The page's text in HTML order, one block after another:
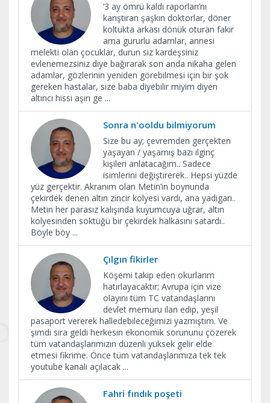
‘3 ay ömrü kaldı raporları’nı
karıştıran şaşkın doktorlar, döner
koltukta arkası dönük oturan fakir
ama gururlu adamlar, annesi
melekti olan çocuklar, durun siz kardeşsiniz
evlenemezsiniz diye bağırarak son anda nikaha gelen
adamlar, gözlerinin yeniden görebilmesi için bir şok
gereken hastalar, size baba diyebilir miyim diyen
altıncı hissi aşırı ge ...
Sonra n'ooldu bilmiyorum
Size bu ay; çevremden gerçekten
yaşayan / yaşamış bazı ilginç
kişileri anlatacağım.. Sadece
isimlerini değiştirerek.. Hepsi yüzde
yüz gerçektir. Akranım olan Metin’in boynunda
çekirdek denen altın zincir kolyesi vardı, ana yadigarı..
Metin her parasız kalışında kuyumcuya uğrar, altın
kolyesinden söktüğü bir çekirdek halkasını satardı..
Böyle böy ...
Çılgın fikirler
Köşemi takip eden okurlarım
hatırlayacaktır; Avrupa için vize
olayını tüm TC vatandaşlarını
devlet memuru ilan edip, yeşil
pasaport vererek halledebileceğimizi yazmıştım. Ve
şimdi sıra geldi herkesin ekonomik sorununu çözerek
tüm vatandaşlarımızın düzenli yüksek gelir elde
etmesi fikrime. Önce tüm vatandaşlarımıza tek tek
youtube kanalı açılacak ...
Fahri fındık poşeti